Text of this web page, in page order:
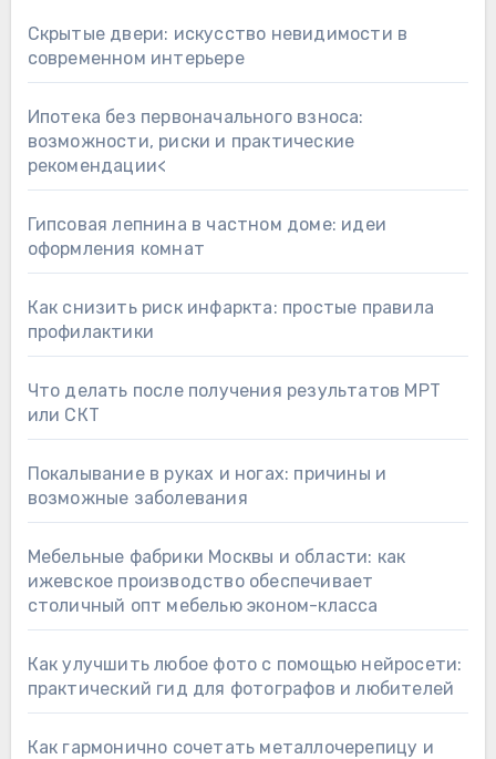
Скрытые двери: искусство невидимости в
современном интерьере
Ипотека без первоначального взноса:
возможности, риски и практические
рекомендации<
Гипсовая лепнина в частном доме: идеи
оформления комнат
Как снизить риск инфаркта: простые правила
профилактики
Что делать после получения результатов МРТ
или СКТ
Покалывание в руках и ногах: причины и
возможные заболевания
Мебельные фабрики Москвы и области: как
ижевское производство обеспечивает
столичный опт мебелью эконом-класса
Как улучшить любое фото с помощью нейросети:
практический гид для фотографов и любителей
Как гармонично сочетать металлочерепицу и